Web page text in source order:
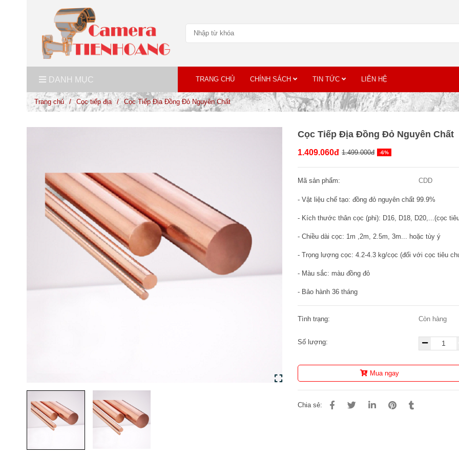
DANH MỤC TRANG CHỦ CHÍNH SÁCH TIN TỨC LIÊN HỆ
Trang chủ / Cọc tiếp địa / Cọc Tiếp Địa Đồng Đỏ Nguyên Chất
Cọc Tiếp Địa Đồng Đỏ Nguyên Chất
1.409.060đ 1.499.000đ -6%
Mã sản phẩm: CDD
- Vật liệu chế tạo: đồng đỏ nguyên chất 99.9%
- Kích thước thân cọc (phi): D16, D18, D20,...(cọc
- Chiều dài cọc: 1m ,2m, 2.5m, 3m... hoặc tùy ý
- Trọng lượng cọc: 4.2-4.3 kg/cọc (đối với cọc tiêu
- Màu sắc: màu đồng đỏ
- Bảo hành 36 tháng
Tình trạng: Còn hàng
Số lượng:
Mua ngay
Chia sẻ: